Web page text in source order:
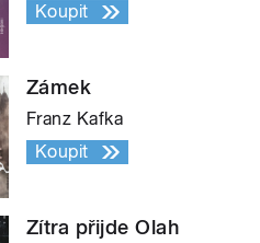
Koupit
Zámek
Franz Kafka
Koupit
Zítra přijde Olah